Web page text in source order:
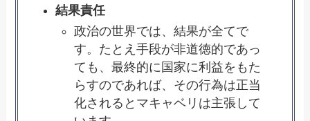
結果責任
政治の世界では、結果が全てで
す。たとえ手段が非道徳的であっ
ても、最終的に国家に利益をもた
らすのであれば、その行為は正当
化されるとマキャベリは主張して